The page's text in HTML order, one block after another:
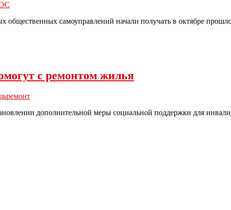
самоуправлений начали получать в октябре
с ремонтом жилья
ремонт
дополнительной меры социальной поддержки для